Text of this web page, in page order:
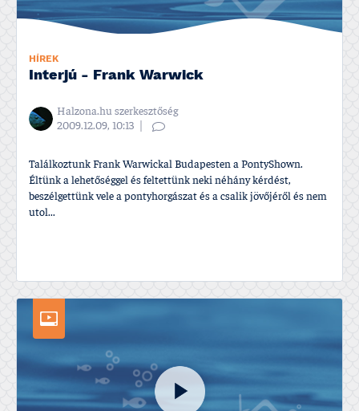
HÍREK
Interjú - Frank Warwick
Halzona.hu szerkesztőség
2009.12.09, 10:13
Találkoztunk Frank Warwickal Budapesten a PontyShown.
Éltünk a lehetőséggel és feltettünk neki néhány kérdést,
beszélgettünk vele a pontyhorgászat és a csalik jövőjéről és nem
utol...